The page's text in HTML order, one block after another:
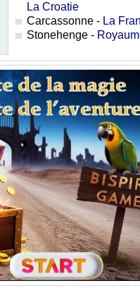
La Croatie
Carcassonne - La
Stonehenge -